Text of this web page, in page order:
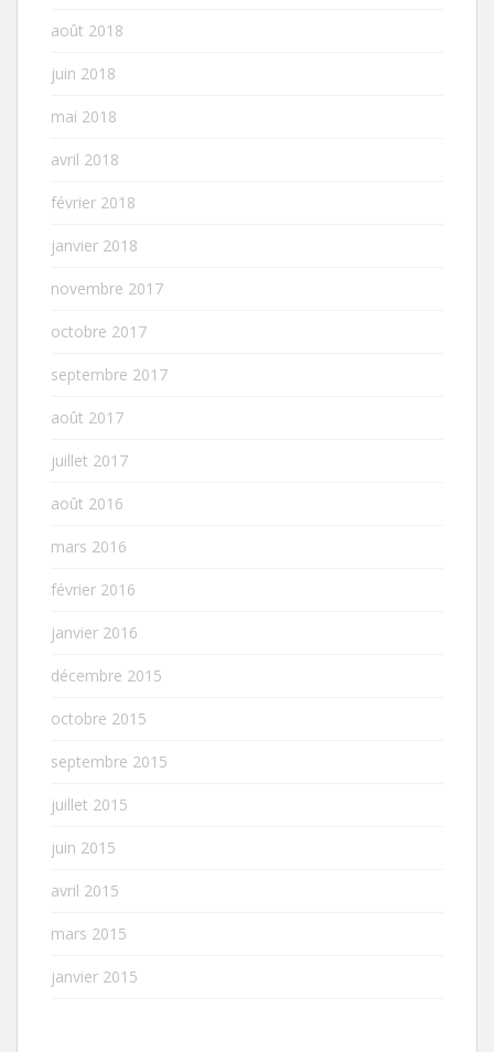
août 2018
juin 2018
mai 2018
avril 2018
février 2018
janvier 2018
novembre 2017
octobre 2017
septembre 2017
août 2017
juillet 2017
août 2016
mars 2016
février 2016
janvier 2016
décembre 2015
octobre 2015
septembre 2015
juillet 2015
juin 2015
avril 2015
mars 2015
janvier 2015